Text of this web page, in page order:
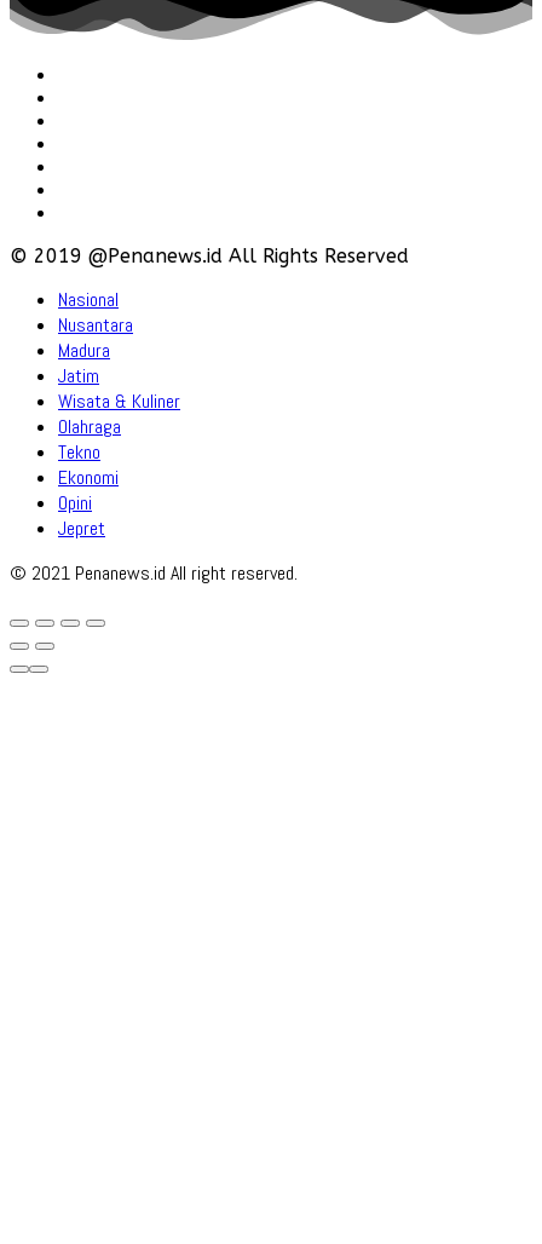
© 2019 @Penanews.id All Rights Reserved
Nasional
Nusantara
Madura
Jatim
Wisata & Kuliner
Olahraga
Tekno
Ekonomi
Opini
Jepret
© 2021 Penanews.id All right reserved.